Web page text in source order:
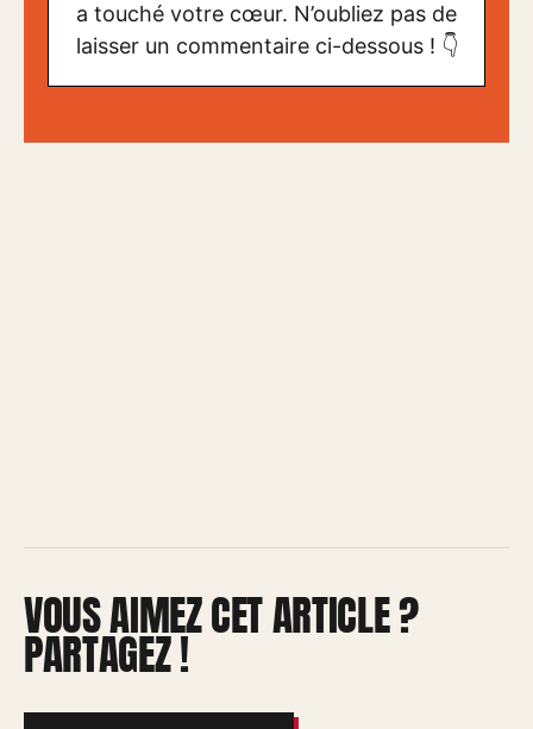
a touché votre cœur. N’oubliez pas de
laisser un commentaire ci-dessous ! 👇
VOUS AIMEZ CET ARTICLE ?
PARTAGEZ !